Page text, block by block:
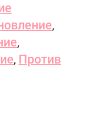
,
,
, Против